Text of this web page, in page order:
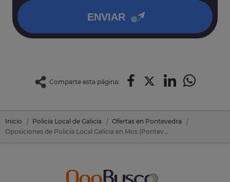
ENVIAR
Comparte esta página:
Inicio Policía Local de Galicia
Ofertas en Pontevedra
Oposiciones de Policía Local Galicia en Mos (Pontevedra)